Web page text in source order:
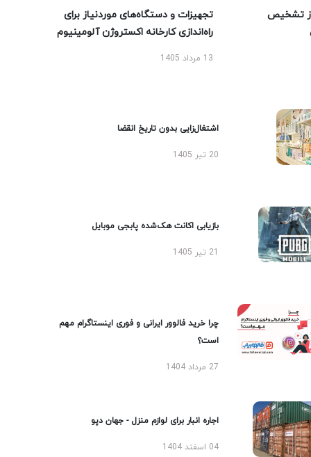
تشخیص
تجهیزات و دستگاه‌های موردنیاز برای
راه‌اندازی کارخانه اکستروژن آلومینیوم
13 مرداد 1405
اشتغال‌زایی بدون تاریخ انقضا
20 تیر 1405
بازیابی اکانت هک‌شده پابجی موبایل
چرا خرید فالوور ایرانی و فوری اینستاگرام مهم
است؟
27 مرداد 1404
اجاره انبار برای لوازم منزل - جهان دپو
04 اسفند 1404